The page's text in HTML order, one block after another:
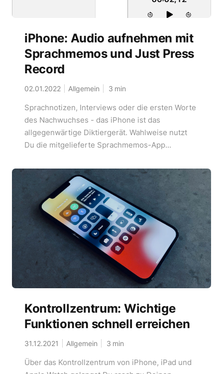
iPhone: Audio aufnehmen mit
Sprachmemos und Just Press
Record
02.01.2022 Allgemein 3 min
Sprachnotizen, Interviews oder die ersten Worte
des Nachwuchses - das iPhone ist das
allgegenwärtige Diktiergerät. Wahlweise nutzt
Du die mitgelieferte Sprachmemos-App...
Kontrollzentrum: Wichtige
Funktionen schnell erreichen
31.12.2021 Allgemein 3 min
Über das Kontrollzentrum von iPhone, iPad und